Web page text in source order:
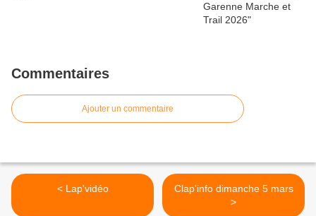
Commentaires
Ajouter un commentaire
< Lap'vidéo
Clap'info dimanche 5 mars
>